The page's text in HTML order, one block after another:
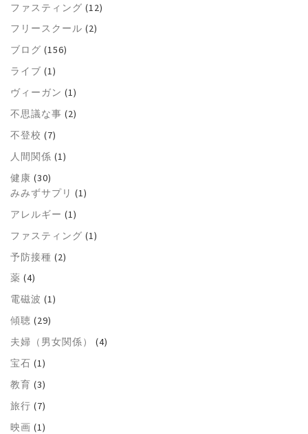
ファスティング (12)
フリースクール (2)
ブログ (156)
ライブ (1)
ヴィーガン (1)
不思議な事 (2)
不登校 (7)
人間関係 (1)
健康 (30)
みみずサプリ (1)
アレルギー (1)
ファスティング (1)
予防接種 (2)
薬 (4)
電磁波 (1)
傾聴 (29)
夫婦（男女関係）
(4)
宝石 (1)
教育 (3)
旅行 (7)
映画 (1)